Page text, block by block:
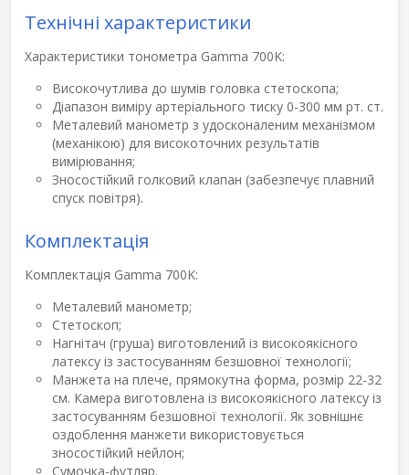
Технічні характеристики
Характеристики тонометра Gamma 700K:
Високочутлива до шумів головка стетоскопа;
Діапазон виміру артеріального тиску 0-300 мм рт. ст.
Металевий манометр з удосконаленим механізмом
(механікою) для високоточних результатів
вимірювання;
Зносостійкий голковий клапан (забезпечує плавний
спуск повітря).
Комплектація
Комплектація Gamma 700K:
Металевий манометр;
Стетоскоп;
Нагнітач (груша) виготовлений із високоякісного
латексу із застосуванням безшовної технології;
Манжета на плече, прямокутна форма, розмір 22-32
см. Камера виготовлена ​​із високоякісного латексу із
застосуванням безшовної технології. Як зовнішнє
оздоблення манжети використовується
зносостійкий нейлон;
Сумочка-футляр.